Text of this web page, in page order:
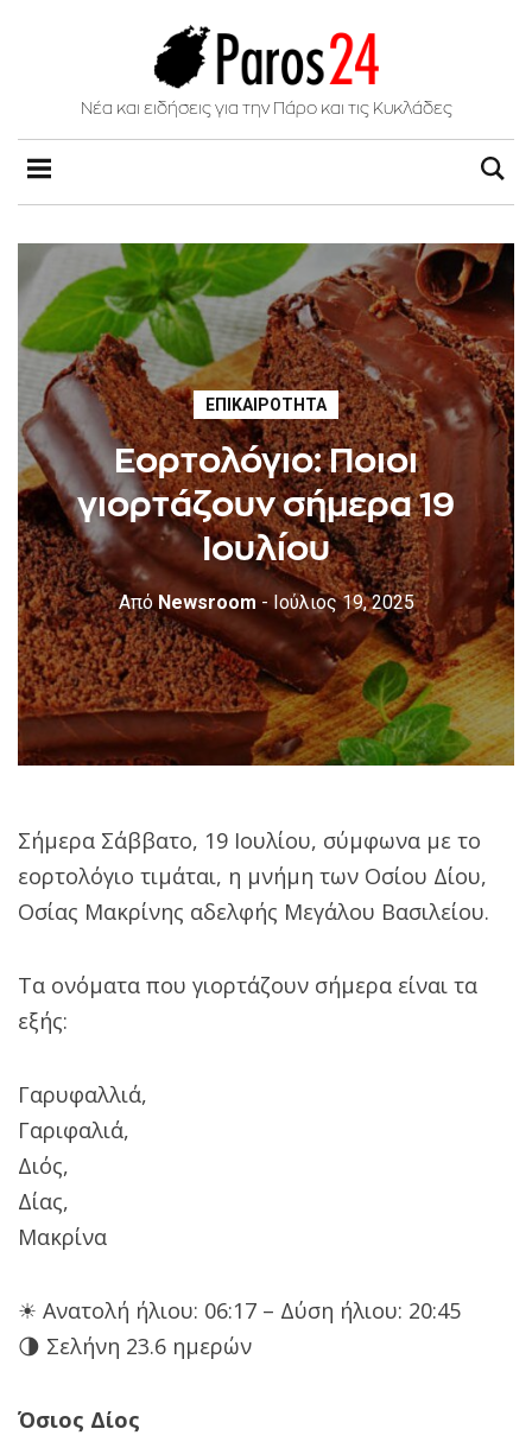
Νέα και ειδήσεις για την Πάρο και τις Κυκλάδες
ΕΠΙΚΑΙΡΌΤΗΤΑ
Εορτολόγιο: Ποιοι
γιορτάζουν σήμερα 19
Ιουλίου
ΑπόNewsroom - Ιούλιος 19, 2025
Σήμερα Σάββατο, 19 Ιουλίου, σύμφωνα με το
εορτολόγιο τιμάται, η μνήμη των Οσίου Δίου,
Οσίας Μακρίνης αδελφής Μεγάλου Βασιλείου.
Τα ονόματα που γιορτάζουν σήμερα είναι τα
εξής:
Γαρυφαλλιά,
Γαριφαλιά,
Διός,
Δίας,
Μακρίνα
☀ Ανατολή ήλιου: 06:17 – Δύση ήλιου: 20:45
🌗 Σελήνη 23.6 ημερών
Όσιος Δίος